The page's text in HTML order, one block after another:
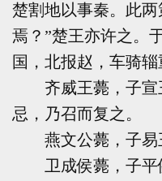
楚割地以事秦。此
焉？”楚王亦许之。
国，北报赵，车骑辎
齐威王薨，子宣
忌，乃召而复之。
燕文公薨，子易
卫成侯薨，子平